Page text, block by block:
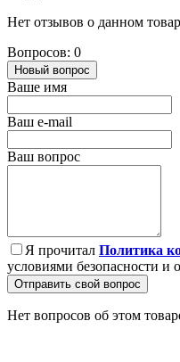
Нет отзывов о данном
Вопросов: 0
Новый вопрос
Ваше имя
Ваш e-mail
Ваш вопрос
Я прочитал Политика
условиями безопасности и
Отправить свой вопрос
Нет вопросов об этом